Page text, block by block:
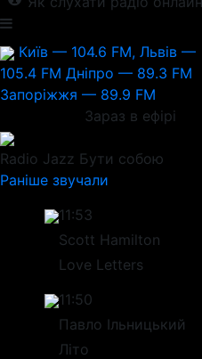
Київ — 104.6 FM, Львів —
105.4 FM Дніпро — 89.3 FM
Запоріжжя — 89.9 FM
Зараз в ефірі
Radio Jazz Бути собою
Раніше звучали
11:53
Scott Hamilton
Love Letters
11:50
Павло Ільницький
Літо